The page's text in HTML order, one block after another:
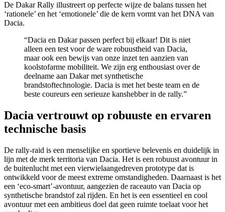
De Dakar Rally illustreert op perfecte wijze de balans tussen het
‘rationele’ en het ‘emotionele’ die de kern vormt van het DNA van
Dacia.
“Dacia en Dakar passen perfect bij elkaar! Dit is niet
alleen een test voor de ware robuustheid van Dacia,
maar ook een bewijs van onze inzet ten aanzien van
koolstofarme mobiliteit. We zijn erg enthousiast over de
deelname aan Dakar met synthetische
brandstoftechnologie. Dacia is met het beste team en de
beste coureurs een serieuze kanshebber in de rally.”
Dacia vertrouwt op robuuste en ervaren
technische basis
De rally-raid is een menselijke en sportieve belevenis en duidelijk in
lijn met de merk territoria van Dacia. Het is een robuust avontuur in
de buitenlucht met een vierwielaangedreven prototype dat is
ontwikkeld voor de meest extreme omstandigheden. Daarnaast is het
een ‘eco-smart’-avontuur, aangezien de raceauto van Dacia op
synthetische brandstof zal rijden. En het is een essentieel en cool
avontuur met een ambitieus doel dat geen ruimte toelaat voor het